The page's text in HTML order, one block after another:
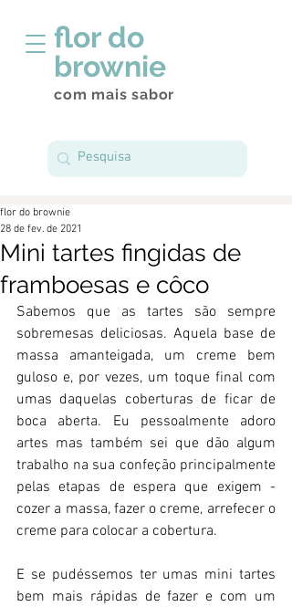
flor do
brownie
com mais sabor
Mini tartes fingidas de
framboesas e côco
flor do brownie
28 de fev. de 2021
Sabemos que as tartes são sempre
sobremesas deliciosas. Aquela base de
massa amanteigada, um creme bem
guloso e, por vezes, um toque final com
umas daquelas coberturas de ficar de
boca aberta. Eu pessoalmente adoro
artes mas também sei que dão algum
trabalho na sua confeção principalmente
pelas etapas de espera que exigem -
cozer a massa, fazer o creme, arrefecer o
creme para colocar a cobertura.
E se pudéssemos ter umas mini tartes
bem mais rápidas de fazer e com um